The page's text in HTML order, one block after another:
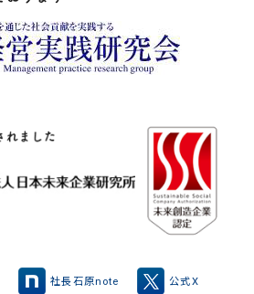
社長石原note 公式X